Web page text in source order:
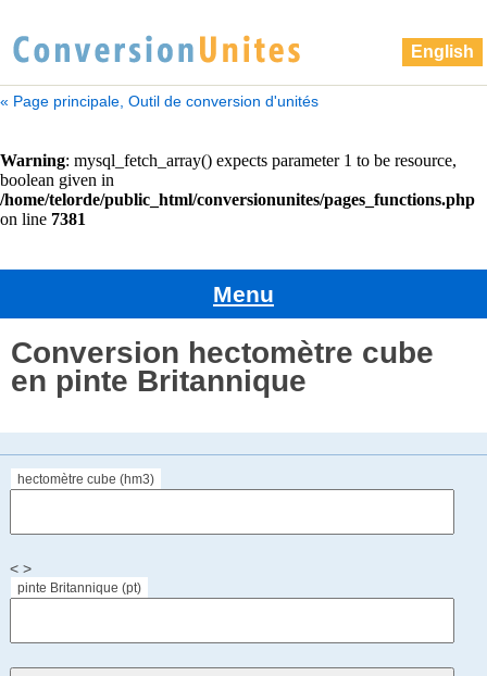
English
« Page principale, Outil de conversion d'unités
Menu
Conversion hectomètre cube
en pinte Britannique
hectomètre cube (hm3)
< >
pinte Britannique (pt)